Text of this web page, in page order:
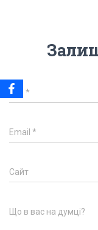
Ім'я *
Email *
Сайт
Що в вас на думці?